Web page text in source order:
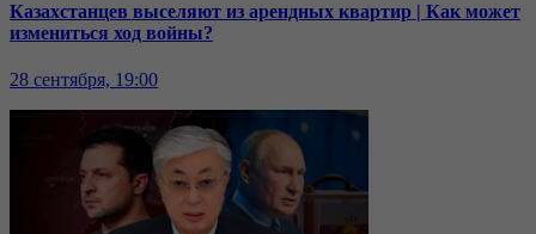
Казахстанцев выселяют из арендных квартир | Как может
измениться ход войны?
28 сентября, 19:00